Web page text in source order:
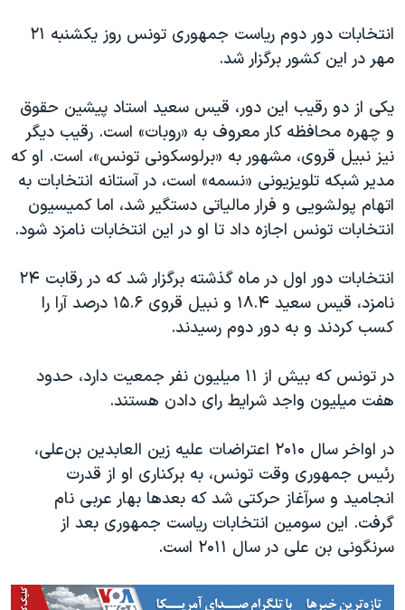
اعتراضات مردمی آبان ۹۸
اسرائیل در جنگ
نرگس محمدی برنده جایزه نوبل صلح
همایش محافظه‌کاران آمریکا «سی‌پک»
صفحه‌های ویژه
سفر پرزیدنت ترامپ به چین
انتخابات دور دوم ریاست جمهوری تونس روز یکشنبه ۲۱
مهر در این کشور برگزار شد.
یکی از دو رقیب این دور، قیس سعید استاد پیشین حقوق
و چهره محافظه کار معروف به «روبات» است. رقیب دیگر
نیز نبیل قروی، مشهور به «برلوسکونی تونس»، است. او که
مدیر شبکه تلویزیونی «نسمه» است، در آستانه انتخابات به
اتهام پولشویی و فرار مالیاتی دستگیر شد، اما کمیسیون
انتخابات تونس اجازه داد تا او در این انتخابات نامزد شود.
انتخابات دور اول در ماه گذشته برگزار شد که در رقابت ۲۴
نامزد، قیس سعید ۱۸.۴ و نبیل قروی ۱۵.۶ درصد آرا را
کسب کردند و به دور دوم رسیدند.
در تونس که بیش از ۱۱ میلیون نفر جمعیت دارد، حدود
هفت میلیون واجد شرایط رای دادن هستند.
در اواخر سال ۲۰۱۰ اعتراضات علیه زین العابدین بن‌علی،
رئیس جمهوری وقت تونس، به برکناری او از قدرت
انجامید و سرآغاز حرکتی شد که بعدها بهار عربی نام
گرفت. این سومین انتخابات ریاست جمهوری بعد از
سرنگونی بن علی در سال ۲۰۱۱ است.